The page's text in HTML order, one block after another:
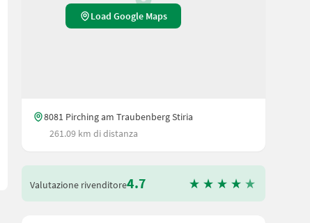
die über die Frontzapfwelle betrieben wird, sorgt für
Load Google Maps
8081 Pirching am Traubenberg Stiria
261.09 km di distanza
Valutazione rivenditore4.7